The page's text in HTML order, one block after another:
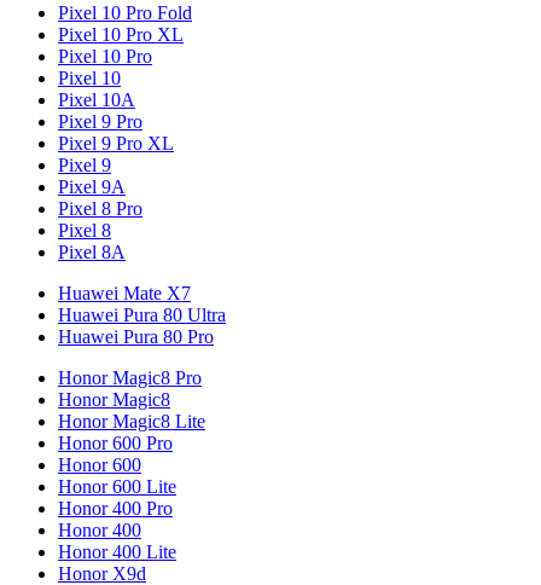
Pixel 10 Pro Fold
Pixel 10 Pro XL
Pixel 10 Pro
Pixel 10
Pixel 10A
Pixel 9 Pro
Pixel 9 Pro XL
Pixel 9
Pixel 9A
Pixel 8 Pro
Pixel 8
Pixel 8A
Huawei Mate X7
Huawei Pura 80 Ultra
Huawei Pura 80 Pro
Honor Magic8 Pro
Honor Magic8
Honor Magic8 Lite
Honor 600 Pro
Honor 600
Honor 600 Lite
Honor 400 Pro
Honor 400
Honor 400 Lite
Honor X9d